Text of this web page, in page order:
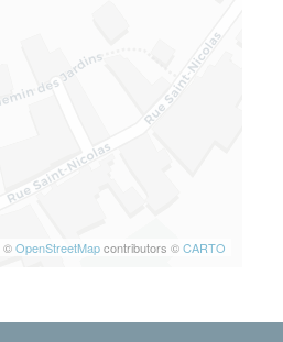
©OpenStreetMapcontributors ©CARTO